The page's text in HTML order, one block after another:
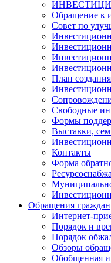
Обращение к
Совет по
План
Свободные
Формы
Выставки,
Контакты
Форма
Обращения граждан
Интернет-
Порядок и
Порядок
Обзоры
Обобщенная